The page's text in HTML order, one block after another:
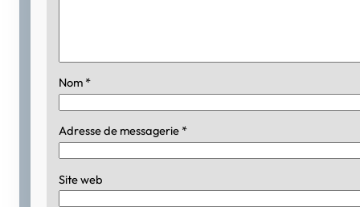
Nom *
Adresse de messagerie *
Site web